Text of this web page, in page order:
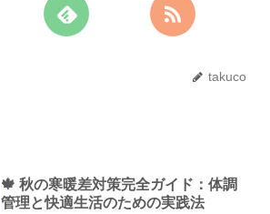
takuco
🍁 秋の寒暖差対策完全ガイド：体調
管理と快適生活のための実践法